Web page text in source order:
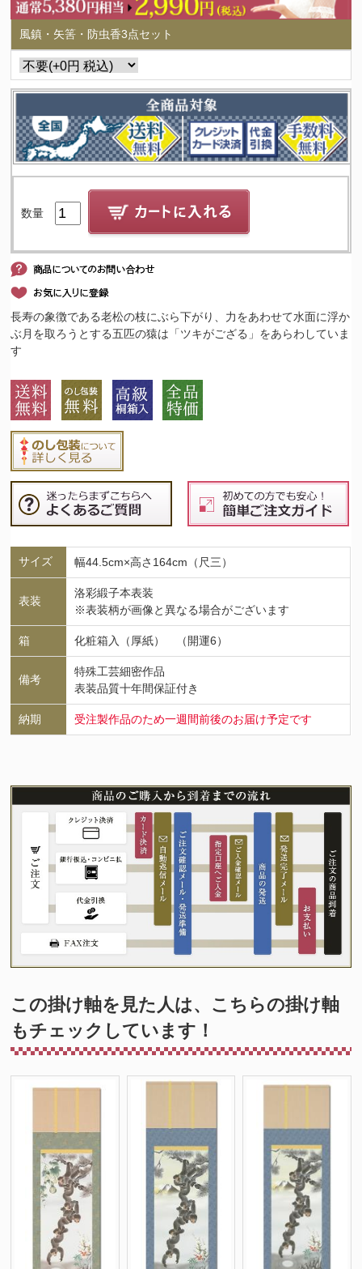
風鎮・矢筈・防虫香3点セット
数量
長寿の象徴である老松の枝にぶら下がり、力をあわせて水面に浮か
ぶ月を取ろうとする五匹の猿は「ツキがござる」をあらわしていま
す
サイズ 幅44.5cm×高さ164cm（尺三）
表装
洛彩緞子本表装
※表装柄が画像と異なる場合がございます
箱 化粧箱入（厚紙） （開運6）
備考
特殊工芸細密作品
表装品質十年間保証付き
納期 受注製作品のため一週間前後のお届け予定です
この掛け軸を見た人は、こちらの掛け軸
もチェックしています！